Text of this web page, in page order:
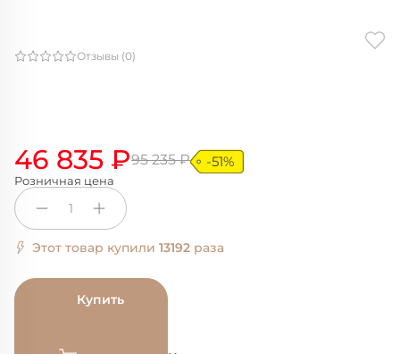
Отзывы (0)
46 835 ₽95 235 ₽ -51%
Розничная цена
1
Этот товар купили 13192 раза
Купить